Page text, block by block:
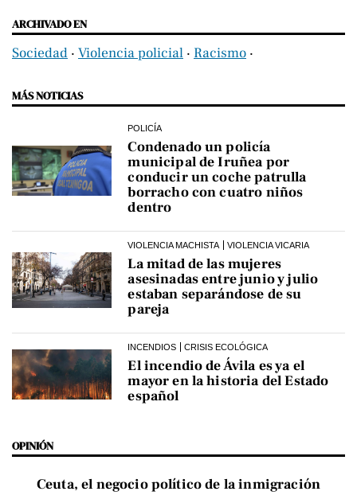
ARCHIVADO EN
Sociedad ‧ Violencia policial ‧ Racismo ‧
MÁS NOTICIAS
POLICÍA
Condenado un policía
municipal de Iruñea por
conducir un coche patrulla
borracho con cuatro niños
dentro
VIOLENCIA MACHISTA VIOLENCIA VICARIA
La mitad de las mujeres
asesinadas entre junio y julio
estaban separándose de su
pareja
INCENDIOS CRISIS ECOLÓGICA
El incendio de Ávila es ya el
mayor en la historia del Estado
español
OPINIÓN
Ceuta, el negocio político de la inmigración